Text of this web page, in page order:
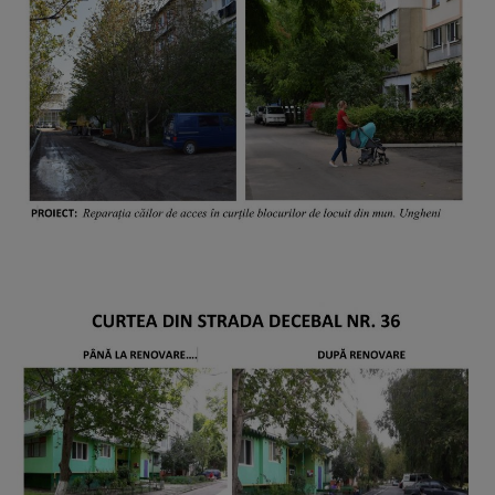
Contacte